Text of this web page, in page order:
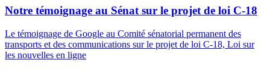
Notre témoignage au Sénat sur le projet de loi C-18
Le témoignage de Google au Comité sénatorial permanent des
transports et des communications sur le projet de loi C-18, Loi sur
les nouvelles en ligne